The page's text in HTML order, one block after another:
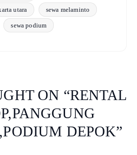
utara sewa melaminto
sewa podium
ON “RENTAL
DEPOK”